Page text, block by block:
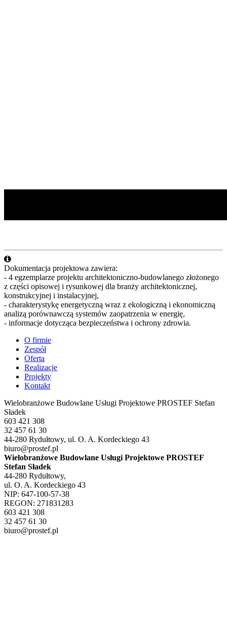
Dokumentacja projektowa zawiera:
- 4 egzemplarze projektu architektoniczno-budowlanego złożonego
z części opisowej i rysunkowej dla branży architektonicznej,
konstrukcyjnej i instalacyjnej,
- charakterystykę energetyczną wraz z ekologiczną i ekonomiczną
analizą porównawczą systemów zaopatrzenia w energię,
- informacje dotycząca bezpieczeństwa i ochrony zdrowia.
O firmie
Zespół
Oferta
Realizacje
Projekty
Kontakt
Wielobranżowe Budowlane Usługi Projektowe PROSTEF Stefan
Sładek
603 421 308
32 457 61 30
44-280 Rydułtowy, ul. O. A. Kordeckiego 43
biuro@prostef.pl
Wielobranżowe Budowlane Usługi Projektowe PROSTEF
Stefan Sładek
44-280 Rydułtowy,
ul. O. A. Kordeckiego 43
NIP: 647-100-57-38
REGON: 271831283
603 421 308
32 457 61 30
biuro@prostef.pl